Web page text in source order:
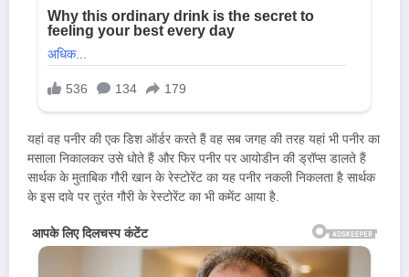
यहां वह पनीर की एक डिश ऑर्डर करते हैं वह सब जगह की तरह यहां भी पनीर का
मसाला निकालकर उसे धोते हैं और फिर पनीर पर आयोडीन की ड्रॉप्स डालते हैं
सार्थक के मुताबिक गौरी खान के रेस्टोरेंट का यह पनीर नकली निकलता है सार्थक
के इस दावे पर तुरंत गौरी के रेस्टोरेंट का भी कमेंट आया है.